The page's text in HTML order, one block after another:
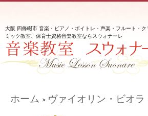
大阪 四條畷市 音楽・ピアノ・ボイトレ・声楽・フルート・
ミック教室、保育士資格音楽教室ならスウォナーレ
ホーム > ヴァイオリン・ビオラ